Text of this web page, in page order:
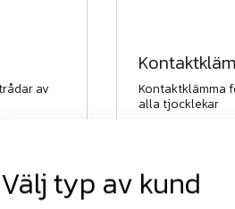
av
3-4 dagar
Kontaktklämma
alla tjocklekar
exkl.moms
Välj typ av kund